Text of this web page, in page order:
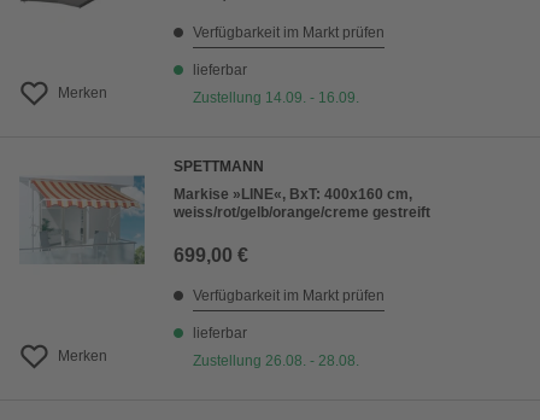
Merken
Verfügbarkeit im Markt prüfen
lieferbar
Zustellung 14.09. - 16.09.
Merken
SPETTMANN
Markise »LINE«, BxT: 400x160 cm,
weiss/rot/gelb/orange/creme gestreift
699,00 €
Verfügbarkeit im Markt prüfen
lieferbar
Zustellung 26.08. - 28.08.